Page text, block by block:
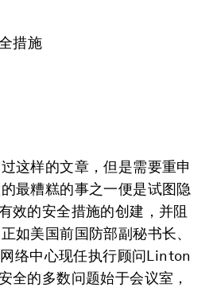
措施
这样的文章，但是需要重申
最糟糕的事之一便是试图隐
的安全措施的创建，并阻
如美国前国防部副秘书长、
络中心现任执行顾问Linton
全的多数问题始于会议室，